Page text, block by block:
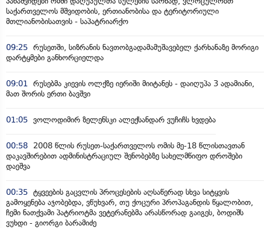
საქართველოს მშვიდობის, ერთიანობისა და ტერიტორიული
მთლიანობისათვის - საპატრიარქო
09:25 რუსეთში, სიზრანის ნავთობგადამამუშავებელ ქარხანაზე მორიგი
დარტყმები განხორციელდა
09:01
რუსებმა კიევის ოლქზე იერიში მიიტანეს - დაიღუპა 3 ადამიანი,
მათ შორის ერთი ბავშვი
01:05 ვოლოდიმირ ზელენსკი ალექსანდარ ვუჩიჩს ხვდება
00:58
2008 წლის რუსეთ-საქართველოს ომის მე-18 წლისთავთან
დაკავშირებით ადმინისტრაციულ შენობებზე სახელმწიფო დროშები
დაეშვა
00:35 ტყვეების გაცვლის პროცესების აღსაწერად სხვა სიტყვის
გამოყენება აჯობებდა, ვწუხვარ, თუ ქოცური პროპაგანდის წყალობით,
ჩემი ნათქვამი პატრიოტმა ვეტერანებმა არასწორად გაიგეს, ბოდიშს
ვუხდი - გიორგი ბარამიძე